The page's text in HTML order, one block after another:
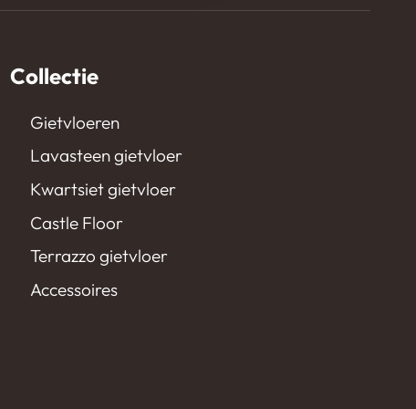
Collectie
Gietvloeren
Lavasteen gietvloer
Kwartsiet gietvloer
Castle Floor
Terrazzo gietvloer
Accessoires